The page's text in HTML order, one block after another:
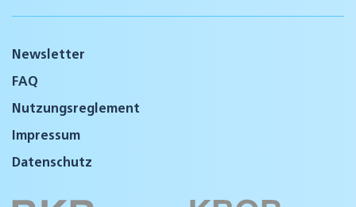
Newsletter
FAQ
Nutzungsreglement
Impressum
Datenschutz